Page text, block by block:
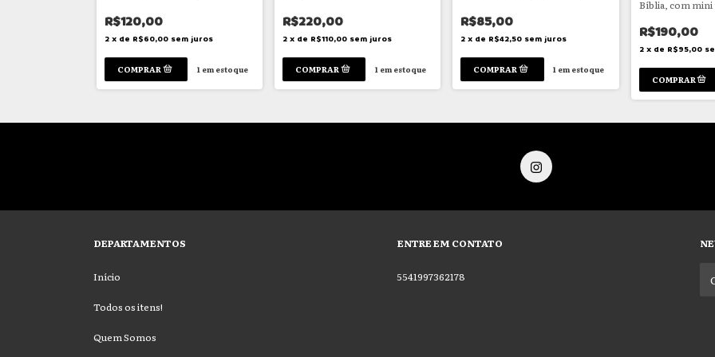
R$120,00
2 x de R$60,00 sem juros
1em estoque
R$220,00
2 x de R$110,00 sem juros
1em estoque
R$85,00
2 x de R$42,50 sem juros
1 em estoque
Bíblia, com
interior
R$190,00
2 x de R$95,00
DEPARTAMENTOS
Início
Todos os itens!
Quem Somos
ENTRE EM CONTATO
5541997362178